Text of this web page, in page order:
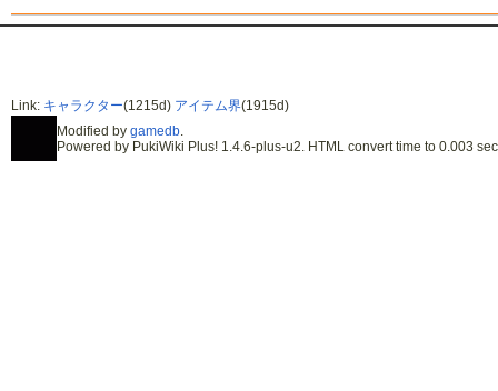
Link: キャラクター(1215d) アイテム界(1915d)
Modified by gamedb.
Powered by PukiWiki Plus! 1.4.6-plus-u2. HTML convert time to 0.003